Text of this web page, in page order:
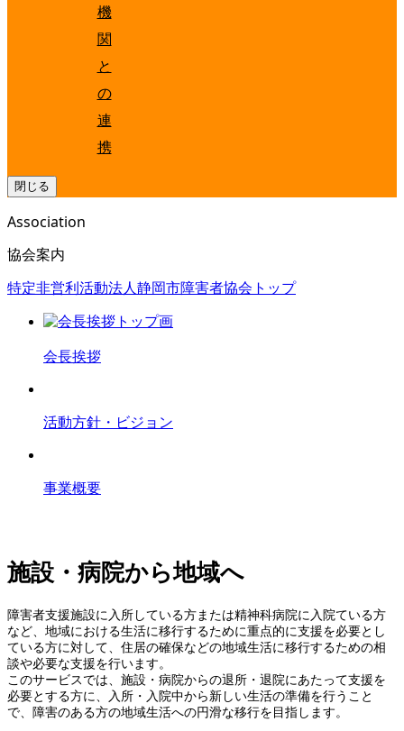
機
関
と
の
連
携
閉じる
Association
協会案内
特定非営利活動法人静岡市障害者協会トップ
会長挨拶
活動方針・ビジョン
事業概要
施設・病院から地域へ
障害者支援施設に入所している方または精神科病院に入院ている方
など、地域における生活に移行するために重点的に支援を必要とし
ている方に対して、住居の確保などの地域生活に移行するための相
談や必要な支援を行います。
このサービスでは、施設・病院からの退所・退院にあたって支援を
必要とする方に、入所・入院中から新しい生活の準備を行うこと
で、障害のある方の地域生活への円滑な移行を目指します。